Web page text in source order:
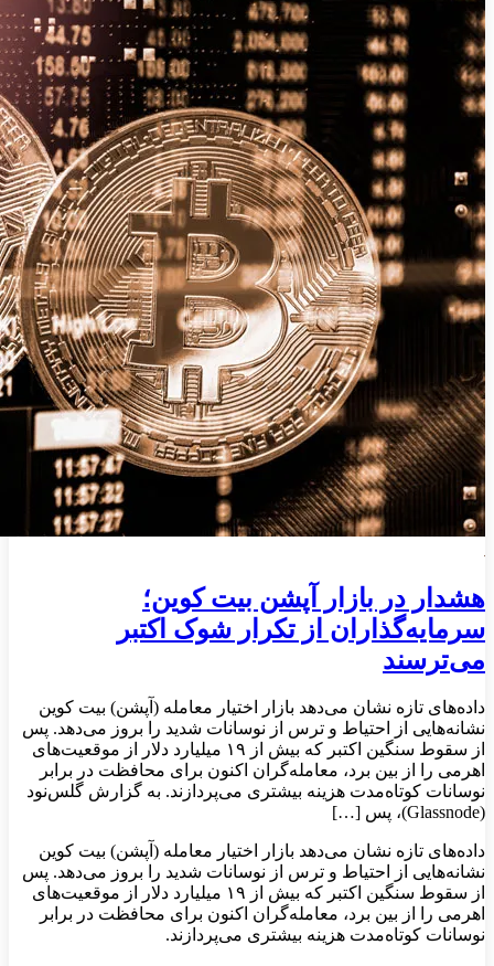
هشدار در بازار آپشن بیت‌ کوین؛
سرمایه‌گذاران از تکرار شوک اکتبر
می‌ترسند
داده‌های تازه نشان می‌دهد بازار اختیار معامله (آپشن) بیت‌ کوین
نشانه‌هایی از احتیاط و ترس از نوسانات شدید را بروز می‌دهد. پس
از سقوط سنگین اکتبر که بیش از ۱۹ میلیارد دلار از موقعیت‌های
اهرمی را از بین برد، معامله‌گران اکنون برای محافظت در برابر
نوسانات کوتاه‌مدت هزینه بیشتری می‌پردازند. به گزارش گلس‌نود
(Glassnode)، پس […]
داده‌های تازه نشان می‌دهد بازار اختیار معامله (آپشن) بیت‌ کوین
نشانه‌هایی از احتیاط و ترس از نوسانات شدید را بروز می‌دهد. پس
از سقوط سنگین اکتبر که بیش از ۱۹ میلیارد دلار از موقعیت‌های
اهرمی را از بین برد، معامله‌گران اکنون برای محافظت در برابر
نوسانات کوتاه‌مدت هزینه بیشتری می‌پردازند.